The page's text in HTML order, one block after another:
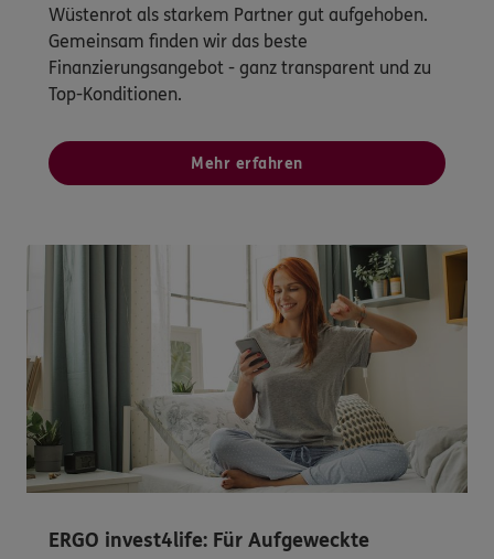
Wüstenrot als starkem Partner gut aufgehoben.
Gemeinsam finden wir das beste
Finanzierungsangebot - ganz transparent und zu
Top-Konditionen.
Mehr erfahren
ERGO invest4life: Für Aufgeweckte